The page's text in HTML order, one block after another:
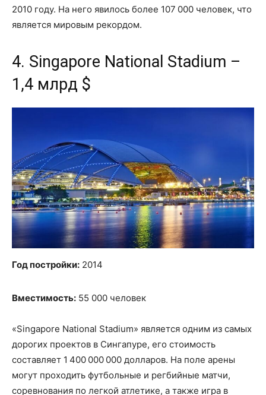
2010 году. На него явилось более 107 000 человек, что
является мировым рекордом.
4. Singapore National Stadium –
1,4 млрд $
Год постройки: 2014
Вместимость: 55 000 человек
«Singapore National Stadium» является одним из самых
дорогих проектов в Сингапуре, его стоимость
составляет 1 400 000 000 долларов. На поле арены
могут проходить футбольные и регбийные матчи,
соревнования по легкой атлетике, а также игра в